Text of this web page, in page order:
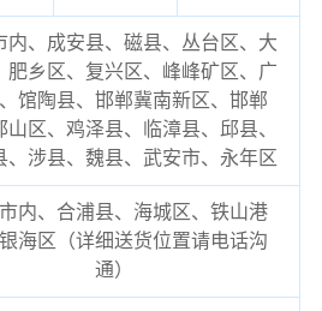
内、成安县、磁县、丛台区、大
肥乡区、复兴区、峰峰矿区、广
馆陶县、邯郸冀南新区、邯郸
山区、鸡泽县、临漳县、邱县、
、涉县、魏县、武安市、永年区
内、合浦县、海城区、铁山港
海区（详细送货位置请电话沟
通）